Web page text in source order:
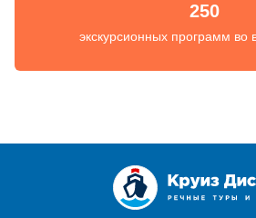
250
экскурсионных программ во